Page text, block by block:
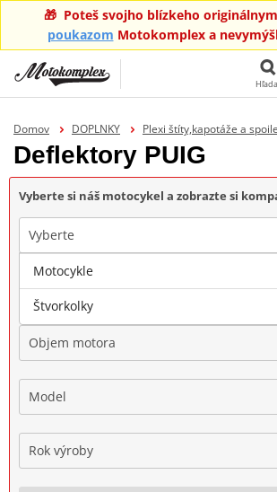
🎁 Poteš svojho blízkeho originálnym
poukazom Motokomplex a
Domov DOPLNKY Plexi štíty,kapotáže a
Deflektory PUIG
Vyberte si náš motocykel a zobrazte si
Vyberte
Značka
Objem motora
Model
Rok výroby
Motocykle
Štvorkolky